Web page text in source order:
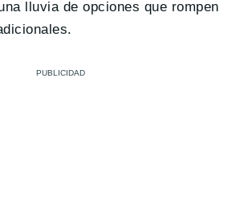
lluvia de opciones que rompen